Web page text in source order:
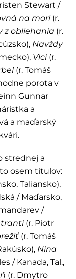
Stewart /
na mori(r.
z obliehania (r.
Navždy
Vlci(r.
(r. Tomáš
porota v
Gunnar
a
a maďarský
strednej a
osem titulov:
Taliansko),
/ Maďarsko,
/
(r. Piotr
(r. Tomáš
Nina
/ Kanada, Tal.,
(r. Dmytro